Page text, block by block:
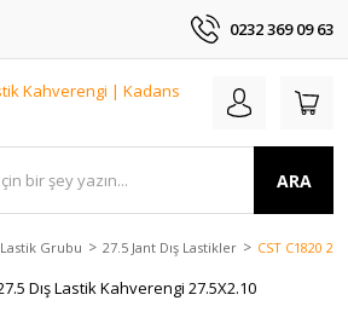
0232 369 09 63
ARA
Lastik Grubu 27.5 Jant Dış Lastikler CST C1820